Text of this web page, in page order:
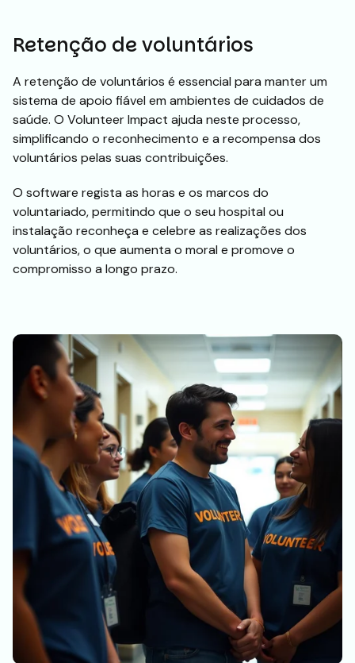
Retenção de voluntários
A retenção de voluntários é essencial para manter um
sistema de apoio fiável em ambientes de cuidados de
saúde. O Volunteer Impact ajuda neste processo,
simplificando o reconhecimento e a recompensa dos
voluntários pelas suas contribuições.
O software regista as horas e os marcos do
voluntariado, permitindo que o seu hospital ou
instalação reconheça e celebre as realizações dos
voluntários, o que aumenta o moral e promove o
compromisso a longo prazo.